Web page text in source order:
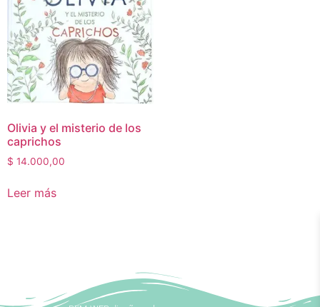
Olivia y el misterio de los
caprichos
$ 14.000,00
Leer más